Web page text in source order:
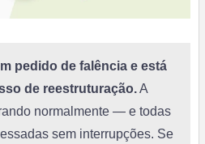
pedido de falência e está
de reestruturação.A
normalmente — e todas
sem interrupções. Se